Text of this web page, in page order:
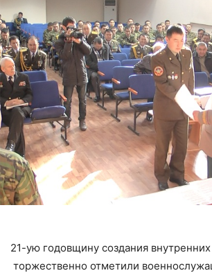
21-ую годовщину создания
торжественно отметили